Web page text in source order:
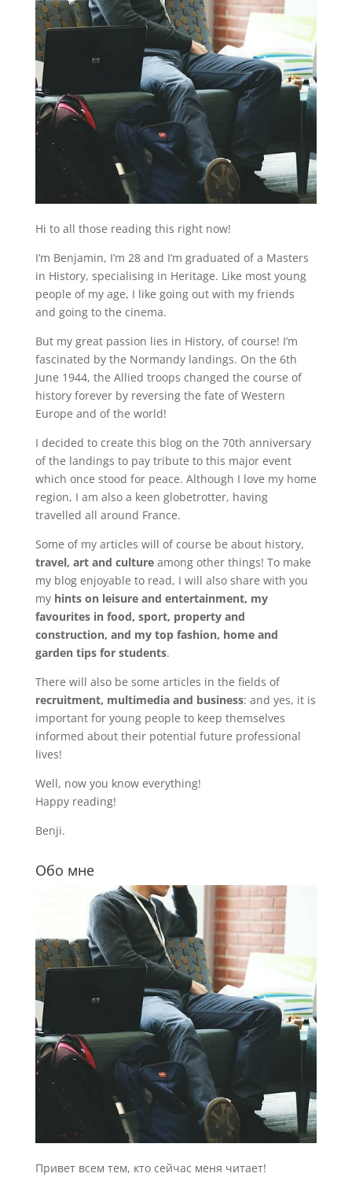
Hi to all those reading this right now!
I’m Benjamin, I’m 28 and I’m graduated of a Masters
in History, specialising in Heritage. Like most young
people of my age, I like going out with my friends
and going to the cinema.
But my great passion lies in History, of course! I’m
fascinated by the Normandy landings. On the 6th
June 1944, the Allied troops changed the course of
history forever by reversing the fate of Western
Europe and of the world!
I decided to create this blog on the 70th anniversary
of the landings to pay tribute to this major event
which once stood for peace. Although I love my home
region, I am also a keen globetrotter, having
travelled all around France.
Some of my articles will of course be about history,
travel, art and cultureamong other things! To make
my blog enjoyable to read, I will also share with you
my hints on leisure and entertainment, my
favourites in food, sport, property and
construction, and my top fashion, home and
garden tips for students.
There will also be some articles in the fields of
recruitment, multimedia and business: and yes, it is
important for young people to keep themselves
informed about their potential future professional
lives!
Well, now you know everything!
Happy reading!
Benji.
Обо мне
Привет всем тем, кто сейчас меня читает!